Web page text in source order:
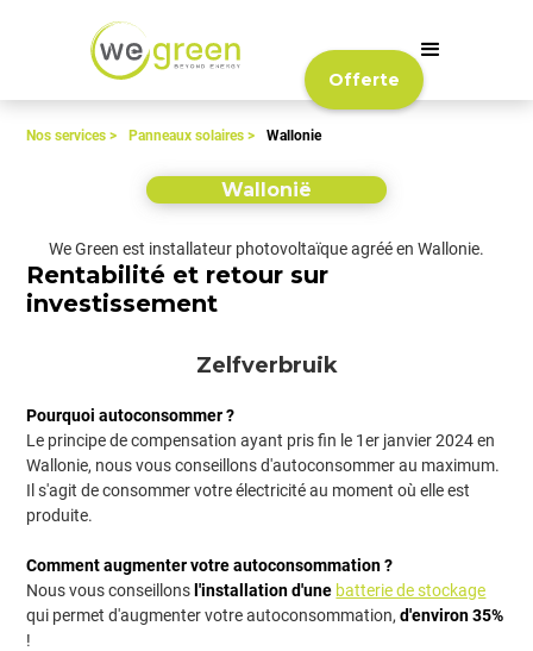
Offerte
Nos services > Panneaux solaires > Wallonie
Wallonië
We Green est installateur photovoltaïque agréé en Wallonie.
Rentabilité et retour sur
investissement
Zelfverbruik
Pourquoi autoconsommer ?
Le principe de compensation ayant pris fin le 1er janvier 2024 en
Wallonie, nous vous conseillons d'autoconsommer au maximum.
Il s'agit de consommer votre électricité au moment où elle est
produite.
Comment augmenter votre autoconsommation ?
Nous vous conseillons l'installation d'une batterie de stockage
qui permet d'augmenter votre autoconsommation,d'environ 35%
!